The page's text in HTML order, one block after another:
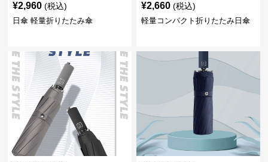
¥2,960 (税込)
日傘 軽量折りたたみ傘
¥2,660 (税込)
軽量コンパクト折りたたみ日傘